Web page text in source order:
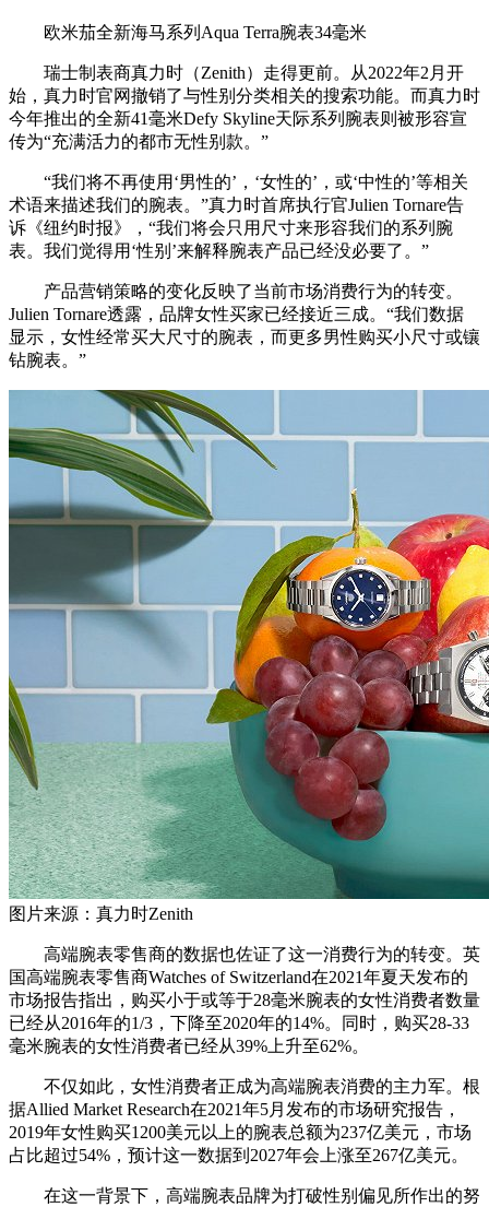
欧米茄全新海⻢系列Aqua Terra腕表34毫米
瑞士制表商真力时（Zenith）走得更前。从2022年2月开
始，真力时官网撤销了与性别分类相关的搜索功能。而真力时
今年推出的全新41毫米Defy Skyline天际系列腕表则被形容宣
传为“充满活力的都市无性别款。”
“我们将不再使用‘男性的’，‘女性的’，或‘中性的’等相关
术语来描述我们的腕表。”真力时首席执行官Julien Tornare告
诉《纽约时报》，“我们将会只用尺寸来形容我们的系列腕
表。我们觉得用‘性别’来解释腕表产品已经没必要了。”
产品营销策略的变化反映了当前市场消费行为的转变。
Julien Tornare透露，品牌女性买家已经接近三成。“我们数据
显示，女性经常买大尺寸的腕表，而更多男性购买小尺寸或镶
钻腕表。”
图片来源：真力时Zenith
高端腕表零售商的数据也佐证了这一消费行为的转变。英
国高端腕表零售商Watches of Switzerland在2021年夏天发布的
市场报告指出，购买小于或等于28毫米腕表的女性消费者数量
已经从2016年的1/3，下降至2020年的14%。同时，购买28-33
毫米腕表的女性消费者已经从39%上升至62%。
不仅如此，女性消费者正成为高端腕表消费的主力军。根
据Allied Market Research在2021年5月发布的市场研究报告，
2019年女性购买1200美元以上的腕表总额为237亿美元，市场
占比超过54%，预计这一数据到2027年会上涨至267亿美元。
在这一背景下，高端腕表品牌为打破性别偏见所作出的努